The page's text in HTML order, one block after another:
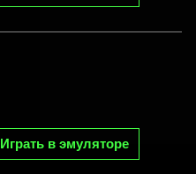
Играть в эмуляторе